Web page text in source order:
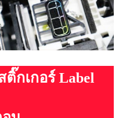
กเกอร์ Label